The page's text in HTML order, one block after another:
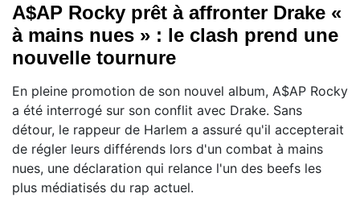
A$AP Rocky prêt à affronter Drake «
à mains nues » : le clash prend une
nouvelle tournure
En pleine promotion de son nouvel album, A$AP Rocky
a été interrogé sur son conflit avec Drake. Sans
détour, le rappeur de Harlem a assuré qu'il accepterait
de régler leurs différends lors d'un combat à mains
nues, une déclaration qui relance l'un des beefs les
plus médiatisés du rap actuel.